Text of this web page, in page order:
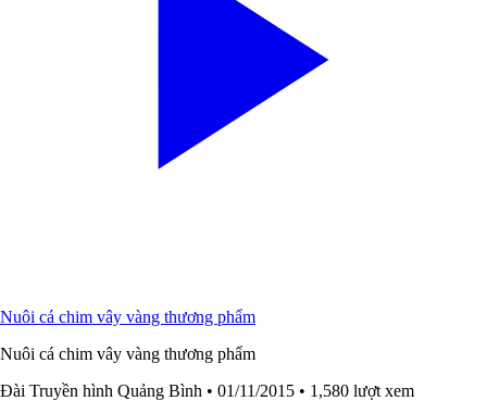
Nuôi cá chim vây vàng thương phẩm
Nuôi cá chim vây vàng thương phẩm
Đài Truyền hình Quảng Bình • 01/11/2015 • 1,580 lượt xem